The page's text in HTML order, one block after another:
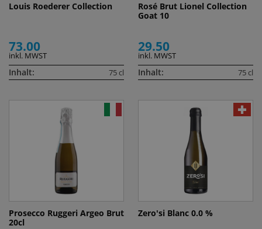
Louis Roederer Collection
73.00
inkl. MWST
Inhalt: 75 cl
Rosé Brut Lionel Collection
Goat 10
29.50
inkl. MWST
Inhalt: 75 cl
Prosecco Ruggeri Argeo Brut
20cl
Zero'si Blanc 0.0 %